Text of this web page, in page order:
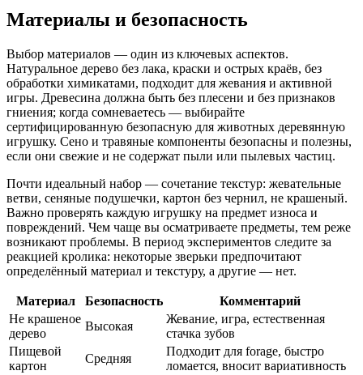
Материалы и безопасность
Выбор материалов — один из ключевых аспектов.
Натуральное дерево без лака, краски и острых краёв, без
обработки химикатами, подходит для жевания и активной
игры. Древесина должна быть без плесени и без признаков
гниения; когда сомневаетесь — выбирайте
сертифицированную безопасную для животных деревянную
игрушку. Сено и травяные компоненты безопасны и полезны,
если они свежие и не содержат пыли или пылевых частиц.
Почти идеальный набор — сочетание текстур: жевательные
ветви, сеняные подушечки, картон без чернил, не крашеный.
Важно проверять каждую игрушку на предмет износа и
повреждений. Чем чаще вы осматриваете предметы, тем реже
возникают проблемы. В период экспериментов следите за
реакцией кролика: некоторые зверьки предпочитают
определённый материал и текстуру, а другие — нет.
Материал Безопасность
Комментарий
Не крашеное
дерево
Высокая
Жевание, игра, естественная
стачка зубов
Пищевой
картон
Средняя
Подходит для forage, быстро
ломается, вносит вариативность